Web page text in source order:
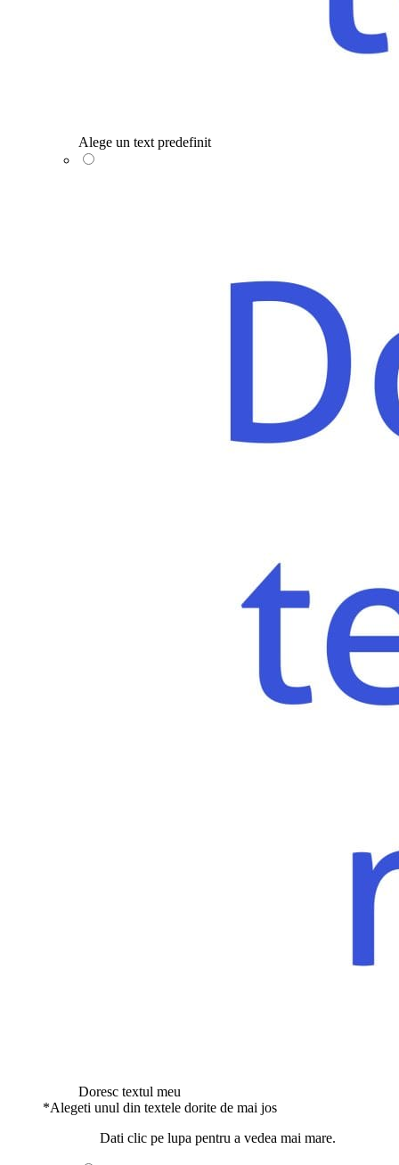
Alege un text predefinit
Doresc textul meu
*Alegeti unul din textele dorite de mai jos
Dati clic pe lupa pentru a vedea mai mare.